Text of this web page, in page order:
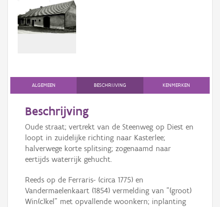
Persoon of collectief
AanmeldenALGEMEEN BESCHRIJVING KENMERKEN
Beschrijving
Oude straat; vertrekt van de Steenweg op Diest en
loopt in zuidelijke richting naar Kasterlee;
halverwege korte splitsing; zogenaamd naar
eertijds waterrijk gehucht.
Reeds op de Ferraris- (circa 1775) en
Vandermaelenkaart (1854) vermelding van "(groot)
Win(c)kel" met opvallende woonkern; inplanting